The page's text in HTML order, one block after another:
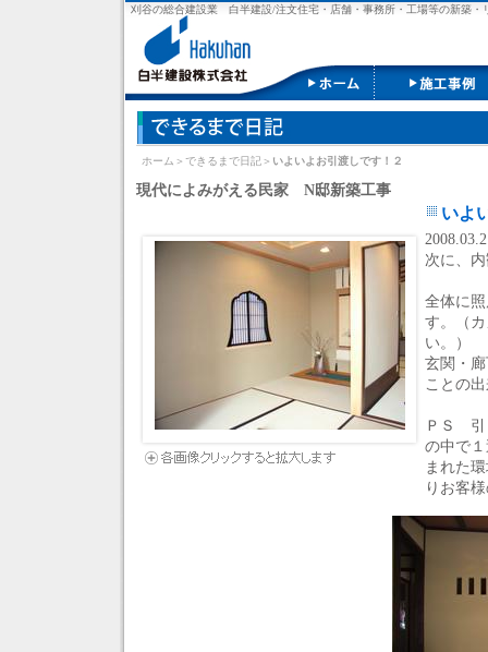
刈谷の総合建設業 白半建設/注文住宅・店舗・事務所・工場等の新築
ホーム ＞ できるまで日記 ＞ いよいよお引渡しです！２
現代によみがえる民家 N邸新築工事
いよ
次に、
全体に
す。（
い。）
玄関・
ことの
ＰＳ 引
の中で
まれた
りお客